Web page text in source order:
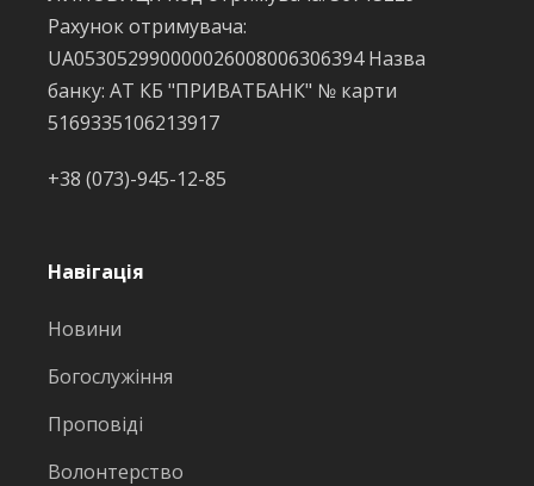
Рахунок отримувача:
UA053052990000026008006306394 Назва
банку: АТ КБ "ПРИВАТБАНК" № карти
5169335106213917
+38 (073)-945-12-85
Навігація
Новини
Богослужіння
Проповіді
Волонтерство